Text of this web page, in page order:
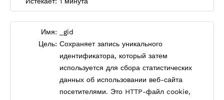
Имя:
_gid
Цель: Сохраняет запись уникального
идентификатора, который затем
используется для сбора статистических
данных об использовании веб-сайта
посетителями. Это HTTP-файл cookie,